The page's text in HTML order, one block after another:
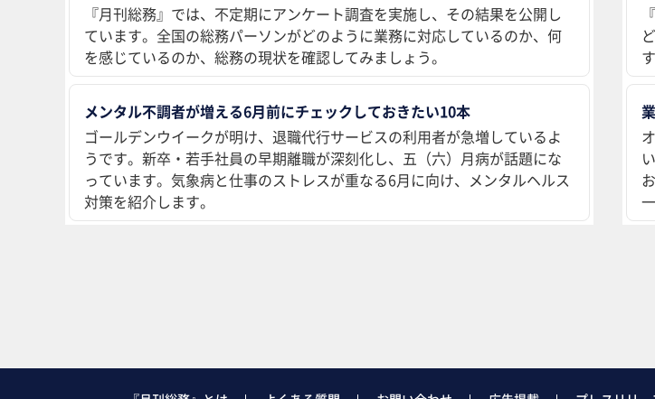
『月刊総務』では、不定期にアンケート調査を実施し、その結果を公開し
ています。全国の総務パーソンがどのように業務に対応しているのか、何
を感じているのか、総務の現状を確認してみましょう。
メンタル不調者が増える6月前にチェックしておきたい10本
ゴールデンウイークが明け、退職代行サービスの利用者が急増しているよ
うです。新卒・若手社員の早期離職が深刻化し、五（六）月病が話題にな
っています。気象病と仕事のストレスが重なる6月に向け、メンタルヘルス
対策を紹介します。